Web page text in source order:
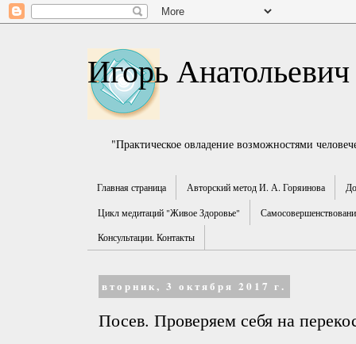
Игорь
"Практическое овладение возможностями
Главная страница Авторский метод И. А. Горяинова
Цикл медитаций "Живое Здоровье"
Консультации. Контакты
вторник, 3 октября 2017 г.
Посев. Проверяем себя на